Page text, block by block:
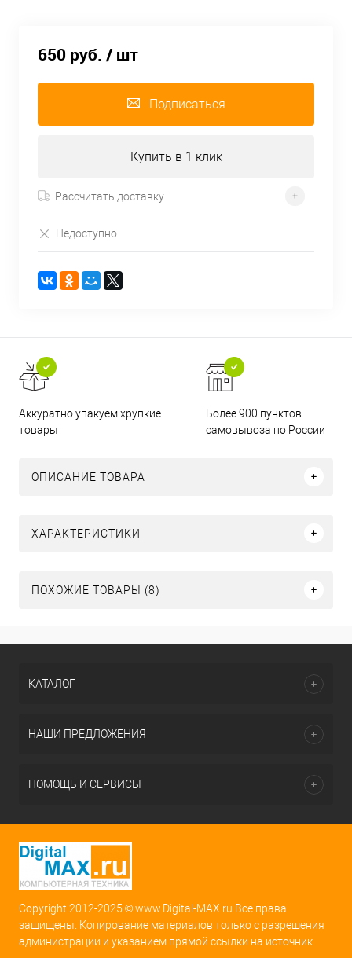
650 руб. / шт
Подписаться
Купить в 1 клик
Рассчитать доставку
Недоступно
Аккуратно упакуем хрупкие
товары
Более 900 пунктов
самовывоза по России
ОПИСАНИЕ ТОВАРА
ХАРАКТЕРИСТИКИ
ПОХОЖИЕ ТОВАРЫ (8)
КАТАЛОГ
НАШИ ПРЕДЛОЖЕНИЯ
ПОМОЩЬ И СЕРВИСЫ
Copyright 2012-2025 © www.Digital-MAX.ru Все права
защищены. Копирование материалов только с разрешения
администрации и указанием прямой ссылки на источник.